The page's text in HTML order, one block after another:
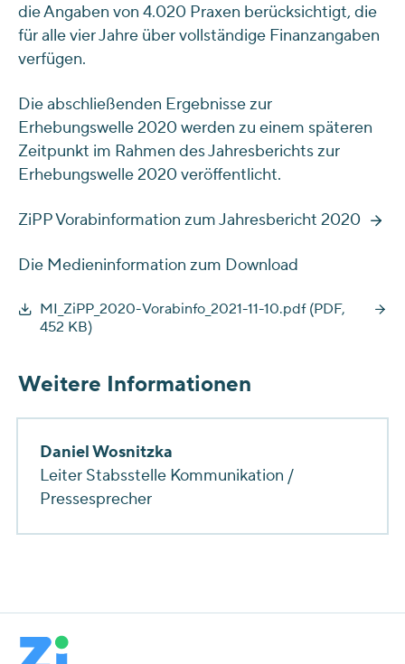
die Angaben von 4.020 Praxen berücksichtigt, die
für alle vier Jahre über vollständige Finanzangaben
verfügen.
Die abschließenden Ergebnisse zur
Erhebungswelle 2020 werden zu einem späteren
Zeitpunkt im Rahmen des Jahresberichts zur
Erhebungswelle 2020 veröffentlicht.
ZiPP Vorabinformation zum Jahresbericht 2020
Die Medieninformation zum Download
MI_ZiPP_2020-Vorabinfo_2021-11-10.pdf (PDF,
452 KB)
Weitere Informationen
Daniel Wosnitzka
Leiter Stabsstelle Kommunikation /
Pressesprecher